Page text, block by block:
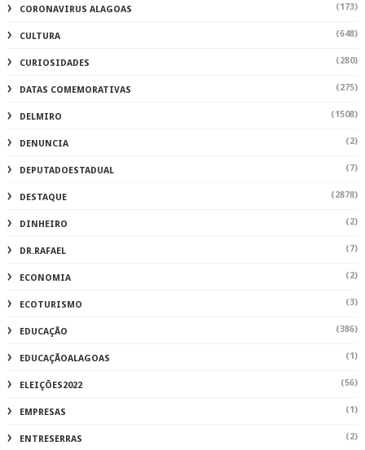
CORONAVIRUS ALAGOAS (173)
CULTURA (648)
CURIOSIDADES (280)
DATAS COMEMORATIVAS (275)
DELMIRO (1508)
DENUNCIA (2)
DEPUTADOESTADUAL (7)
DESTAQUE (2878)
DINHEIRO (2)
DR.RAFAEL (7)
ECONOMIA (2)
ECOTURISMO (3)
EDUCAÇÃO (386)
EDUCAÇÃOALAGOAS (1)
ELEIÇÕES2022 (56)
EMPRESAS (1)
ENTRESERRAS (2)